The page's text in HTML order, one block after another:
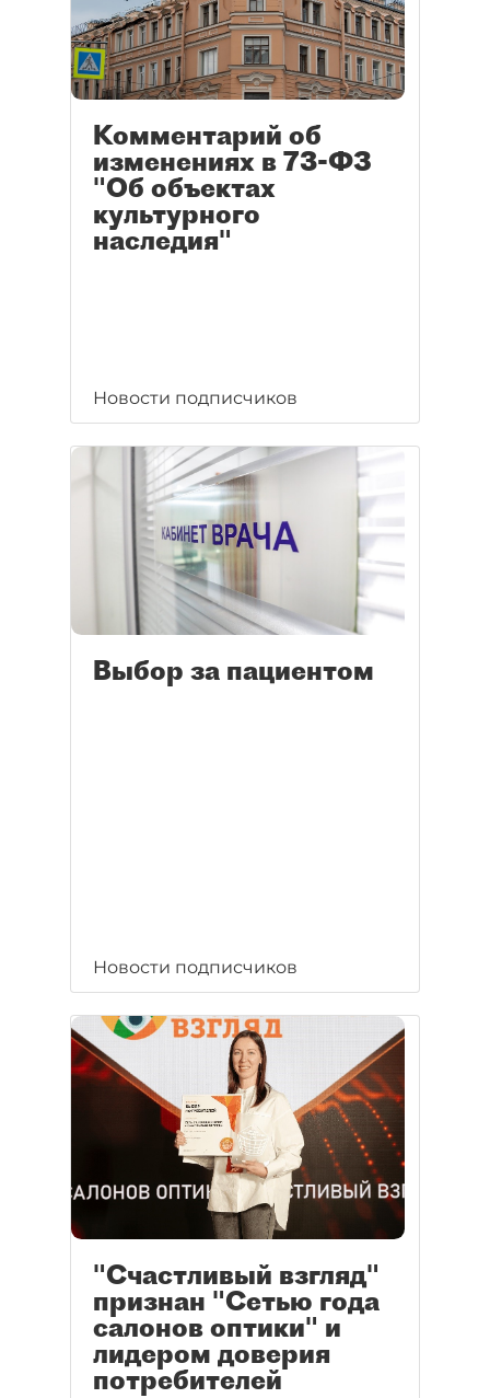
Комментарий об
изменениях в 73-ФЗ
"Об объектах
культурного
наследия"
Новости подписчиков
Выбор за пациентом
Новости подписчиков
"Счастливый взгляд"
признан "Сетью года
салонов оптики" и
лидером доверия
потребителей